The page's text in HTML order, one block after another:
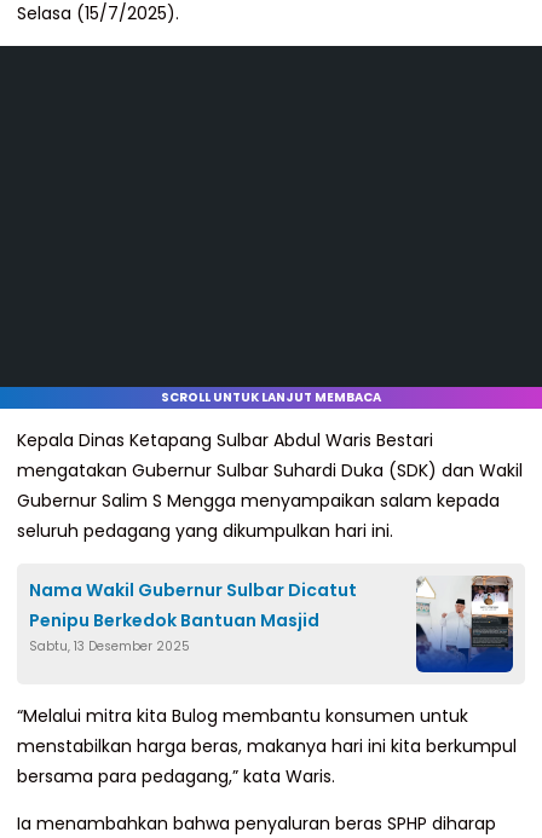
Selasa (15/7/2025).
SCROLL UNTUK LANJUT MEMBACA
Kepala Dinas Ketapang Sulbar Abdul Waris Bestari
mengatakan Gubernur Sulbar Suhardi Duka (SDK) dan Wakil
Gubernur Salim S Mengga menyampaikan salam kepada
seluruh pedagang yang dikumpulkan hari ini.
Nama Wakil Gubernur Sulbar Dicatut
Penipu Berkedok Bantuan Masjid
Sabtu, 13 Desember 2025
“Melalui mitra kita Bulog membantu konsumen untuk
menstabilkan harga beras, makanya hari ini kita berkumpul
bersama para pedagang,” kata Waris.
Ia menambahkan bahwa penyaluran beras SPHP diharap